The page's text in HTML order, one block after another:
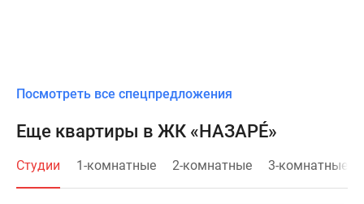
Посмотреть все спецпредложения
Еще квартиры в ЖК «НАЗАРÉ»
Студии 1-комнатные 2-комнатные 3-комнатные